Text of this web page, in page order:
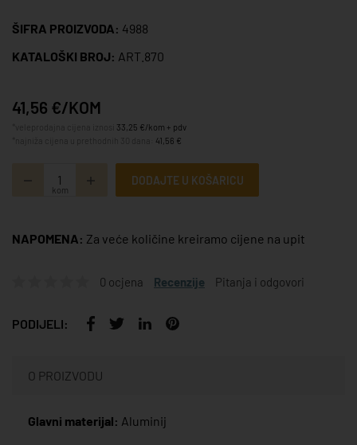
ŠIFRA PROIZVODA: 4988
KATALOŠKI BROJ: ART.870
41,56 €/KOM
33,25 €/kom + pdv
41,56 €
kom
DODAJTE U KOŠARICU
NAPOMENA: Za veće količine kreiramo cijene na upit
0 ocjena Recenzije Pitanja i odgovori
PODIJELI:
O PROIZVODU
Glavni materijal: Aluminij